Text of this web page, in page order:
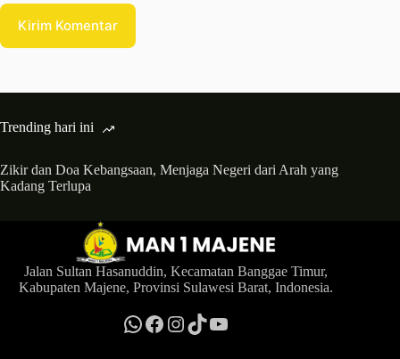
Kirim Komentar
Trending hari ini
Zikir dan Doa Kebangsaan, Menjaga Negeri dari Arah yang
Kadang Terlupa
Jalan Sultan Hasanuddin, Kecamatan Banggae Timur,
Kabupaten Majene, Provinsi Sulawesi Barat, Indonesia.
WhatsApp
MAN 1 Majene NewsInstagram
TikTok
YouTube